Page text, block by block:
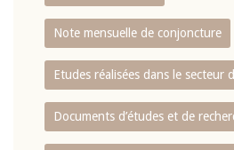
Note mensuelle de conjoncture
Etudes réalisées dans le secteur
Documents d’études et de